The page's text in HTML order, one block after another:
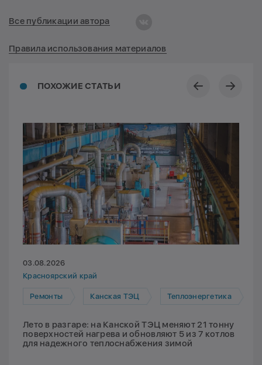
ПОХОЖИЕ СТАТЬИ
03.08.2026
Красноярский край
Ремонты Канская ТЭЦ Теплоэнергетика
Лето в разгаре: на Канской ТЭЦ меняют 21 тонну
поверхностей нагрева и обновляют 5 из 7 котлов
для надежного теплоснабжения зимой
Все публикации автора
Правила использования материалов